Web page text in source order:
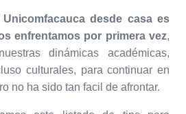
Unicomfacauca desde casa es
enfrentamos por primera vez,
dinámicas académicas,
culturales, para continuar en
no ha sido tan facil de afrontar.